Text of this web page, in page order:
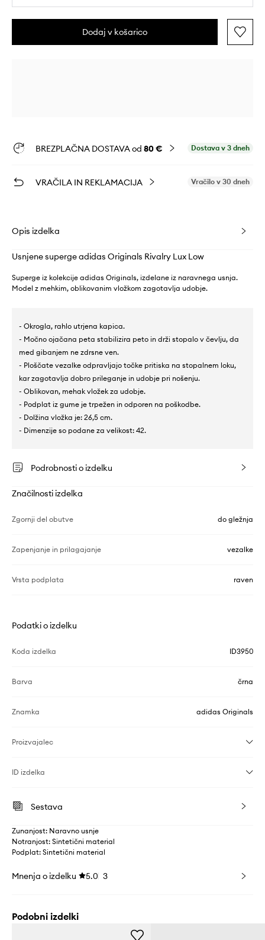
Dodaj v košarico
BREZPLAČNA DOSTAVA od 80 € Dostava v 3 dneh
VRAČILA IN REKLAMACIJA Vračilo v 30 dneh
Opis izdelka
Usnjene superge adidas Originals Rivalry Lux Low
Superge iz kolekcije adidas Originals, izdelane iz naravnega usnja.
Model z mehkim, oblikovanim vložkom zagotavlja udobje.
- Okrogla, rahlo utrjena kapica.
- Močno ojačana peta stabilizira peto in drži stopalo v čevlju, da
med gibanjem ne zdrsne ven.
- Ploščate vezalke odpravljajo točke pritiska na stopalnem loku,
kar zagotavlja dobro prileganje in udobje pri nošenju.
- Oblikovan, mehak vložek za udobje.
- Podplat iz gume je trpežen in odporen na poškodbe.
- Dolžina vložka je: 26,5 cm.
- Dimenzije so podane za velikost: 42.
Podrobnosti o izdelku
Značilnosti izdelka
Zgornji del obutve do gležnja
Zapenjanje in prilagajanje vezalke
Vrsta podplata raven
Podatki o izdelku
Koda izdelka ID3950
Barva črna
Znamka adidas Originals
Proizvajalec
ID izdelka
Sestava
Zunanjost: Naravno usnje
Notranjost: Sintetični material
Podplat: Sintetični material
Mnenja o izdelku 5.0 3
Podobni izdelki